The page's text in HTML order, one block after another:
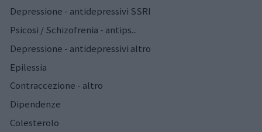
Depressione - antidepressivi SSRI
Psicosi / Schizofrenia - antips...
Depressione - antidepressivi altro
Epilessia
Contraccezione - altro
Dipendenze
Colesterolo